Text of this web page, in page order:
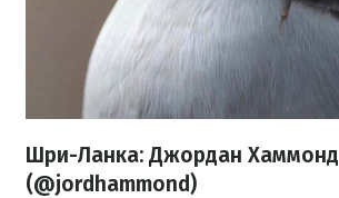
Шри-Ланка: Джордан Хаммонд
(@jordhammond)